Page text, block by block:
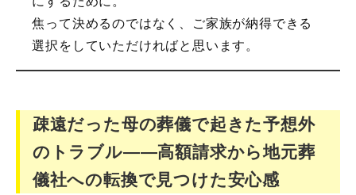
焦って決めるのではなく、ご家族が納得できる
選択をしていただければと思います。
疎遠だった母の葬儀で起きた予想外
のトラブル――高額請求から地元葬
儀社への転換で見つけた安心感